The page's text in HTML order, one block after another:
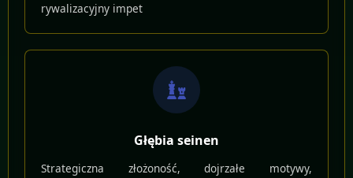
rywalizacyjny impet
Głębia seinen
Strategiczna złożoność, dojrzałe motywy,